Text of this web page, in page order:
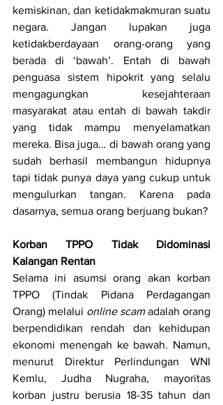
kemiskinan, dan ketidakmakmuran suatu
negara. Jangan lupakan juga
ketidakberdayaan orang-orang yang
berada di ‘bawah’. Entah di bawah
penguasa sistem hipokrit yang selalu
mengagungkan kesejahteraan
masyarakat atau entah di bawah takdir
yang tidak mampu menyelamatkan
mereka. Bisa juga… di bawah orang yang
sudah berhasil membangun hidupnya
tapi tidak punya daya yang cukup untuk
mengulurkan tangan. Karena pada
dasarnya, semua orang berjuang bukan?
Korban TPPO Tidak Didominasi
Kalangan Rentan
Selama ini asumsi orang akan korban
TPPO (Tindak Pidana Perdagangan
Orang) melalui online scam adalah orang
berpendidikan rendah dan kehidupan
ekonomi menengah ke bawah. Namun,
menurut Direktur Perlindungan WNI
Kemlu, Judha Nugraha, mayoritas
korban justru berusia 18-35 tahun dan